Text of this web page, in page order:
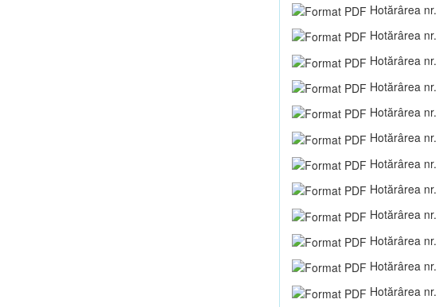
Hotărârea nr.
Hotărârea nr.
Hotărârea nr.
Hotărârea nr.
Hotărârea nr.
Hotărârea nr.
Hotărârea nr.
Hotărârea nr.
Hotărârea nr.
Hotărârea nr.
Hotărârea nr.
Hotărârea nr.